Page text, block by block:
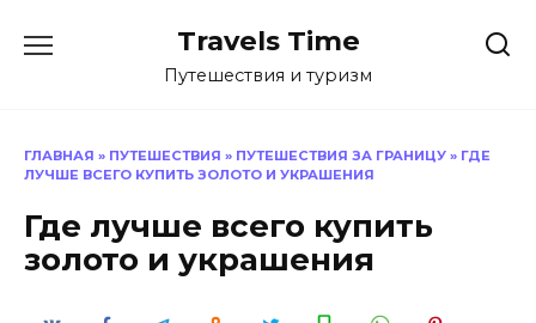
Travels Time
Путешествия и туризм
ГЛАВНАЯ » ПУТЕШЕСТВИЯ » ПУТЕШЕСТВИЯ ЗА ГРАНИЦУ » ГДЕ
ЛУЧШЕ ВСЕГО КУПИТЬ ЗОЛОТО И УКРАШЕНИЯ
Где лучше всего купить
золото и украшения